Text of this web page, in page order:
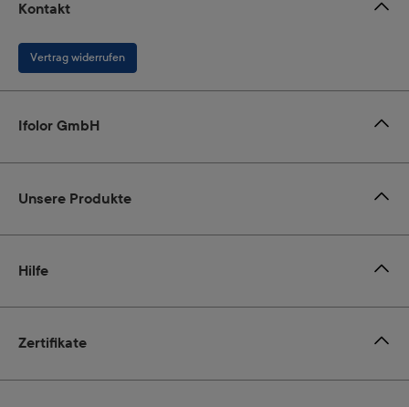
Zertifikate
Kontakt
Vertrag widerrufen
Ifolor GmbH
Unsere Produkte
Hilfe